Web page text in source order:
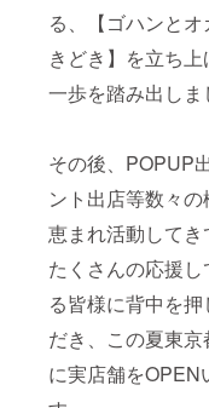
る、【ゴハンとオ
きどき】を立ち
一歩を踏み出しま
その後、POPUP
ント出店等数々の
恵まれ活動してき
たくさんの応援し
る皆様に背中を押
だき、この夏東
に実店舗をOPEN